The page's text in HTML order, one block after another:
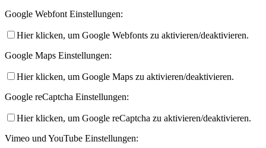
Google Webfont Einstellungen:
Hier klicken, um Google Webfonts zu aktivieren/deaktivieren.
Google Maps Einstellungen:
Hier klicken, um Google Maps zu aktivieren/deaktivieren.
Google reCaptcha Einstellungen:
Hier klicken, um Google reCaptcha zu aktivieren/deaktivieren.
Vimeo und YouTube Einstellungen: